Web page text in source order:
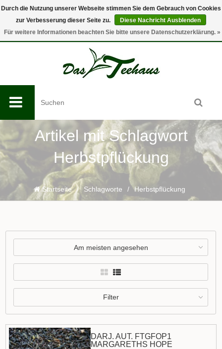
0
Artikel mit Schlagwort
Herbstpflückung
Startseite / Schlagworte / Herbstpflückung
Am meisten angesehen
Filter
DARJ. AUT. FTGFOP1
MARGARETHS HOPE
Durch die Nutzung unserer Webseite stimmen Sie dem Gebrauch von Cookies
zur Verbesserung dieser Seite zu.
Diese Nachricht Ausblenden
Für weitere Informationen beachten Sie bitte unsere Datenschutzerklärung. »